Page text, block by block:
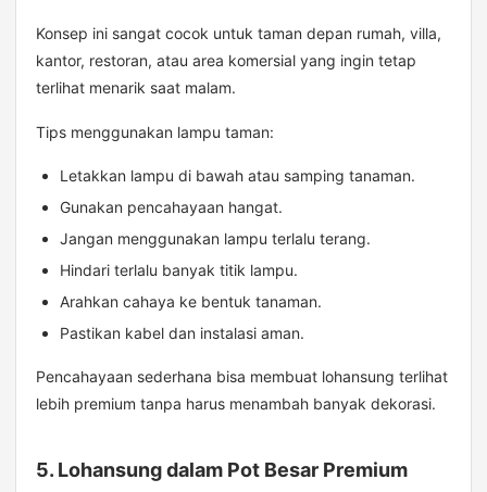
Konsep ini sangat cocok untuk taman depan rumah, villa,
kantor, restoran, atau area komersial yang ingin tetap
terlihat menarik saat malam.
Tips menggunakan lampu taman:
Letakkan lampu di bawah atau samping tanaman.
Gunakan pencahayaan hangat.
Jangan menggunakan lampu terlalu terang.
Hindari terlalu banyak titik lampu.
Arahkan cahaya ke bentuk tanaman.
Pastikan kabel dan instalasi aman.
Pencahayaan sederhana bisa membuat lohansung terlihat
lebih premium tanpa harus menambah banyak dekorasi.
5. Lohansung dalam Pot Besar Premium